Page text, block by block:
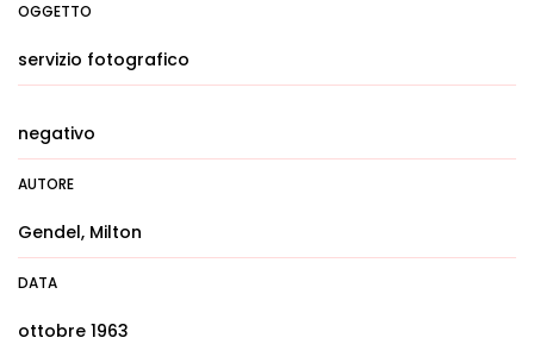
OGGETTO
servizio fotografico
negativo
AUTORE
Gendel, Milton
DATA
ottobre 1963